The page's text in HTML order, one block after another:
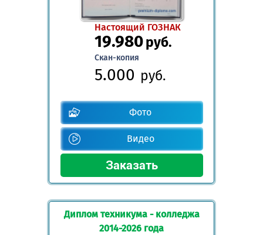
Настоящий ГОЗНАК
19.980руб.
Скан-копия
5.000 руб.
Фото
Видео
Диплом техникума - колледжа
2014-2026 года